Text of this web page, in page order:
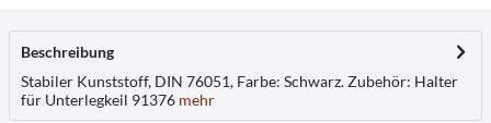
Beschreibung
Stabiler Kunststoff, DIN 76051, Farbe: Schwarz. Zubehör: Halter
für Unterlegkeil 91376 mehr